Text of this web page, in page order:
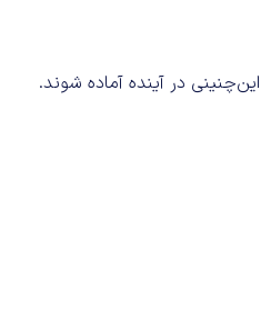
در آینده آماده شوند.